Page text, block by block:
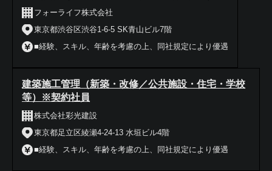
フォーライフ株式会社
東京都渋谷区渋谷1-6-5 SK青山ビル7階
■経験、スキル、年齢を考慮の上、同社規定により優遇
建築施工管理（新築・改修／公共施設・住宅・学校
等）※契約社員
株式会社彩光建設
東京都足立区綾瀬4-24-13 水垣ビル4階
■経験、スキル、年齢を考慮の上、同社規定により優遇